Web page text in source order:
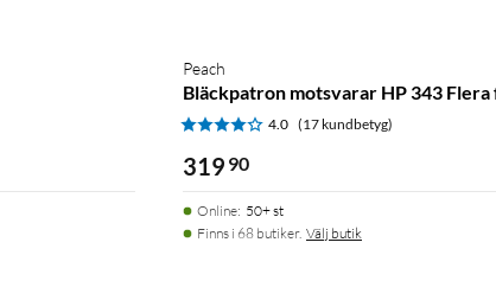
Peach
Bläckpatron motsvarar HP 343
4.0 (17 kundbetyg)
319 90
Online: 50+ st
Finns i 68 butiker. Välj butik